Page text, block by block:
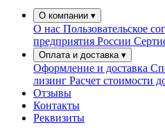
О компании ▾
О нас Пользовательское
предприятия России
Оплата и доставка ▾
Оформление и доставка
лизинг Расчет стоимости
Отзывы
Контакты
Реквизиты